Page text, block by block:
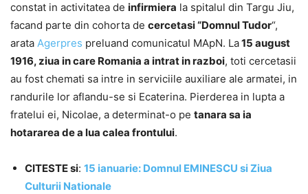
constat in activitatea de infirmiera la spitalul din Targu Jiu,
facand parte din cohorta de cercetasi “Domnul Tudor“,
arata Agerpres preluand comunicatul MApN. La15 august
1916, ziua in care Romania a intrat in razboi, toti cercetasii
au fost chemati sa intre in serviciile auxiliare ale armatei, in
randurile lor aflandu-se si Ecaterina. Pierderea in lupta a
fratelui ei, Nicolae, a determinat-o pe tanara sa ia
hotararea de a lua calea frontului.
CITESTE si: 15 ianuarie: Domnul EMINESCU si Ziua
Culturii Nationale